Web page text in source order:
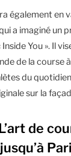
également en
a imaginé un
You ». Il
de la course
du
sur la
de